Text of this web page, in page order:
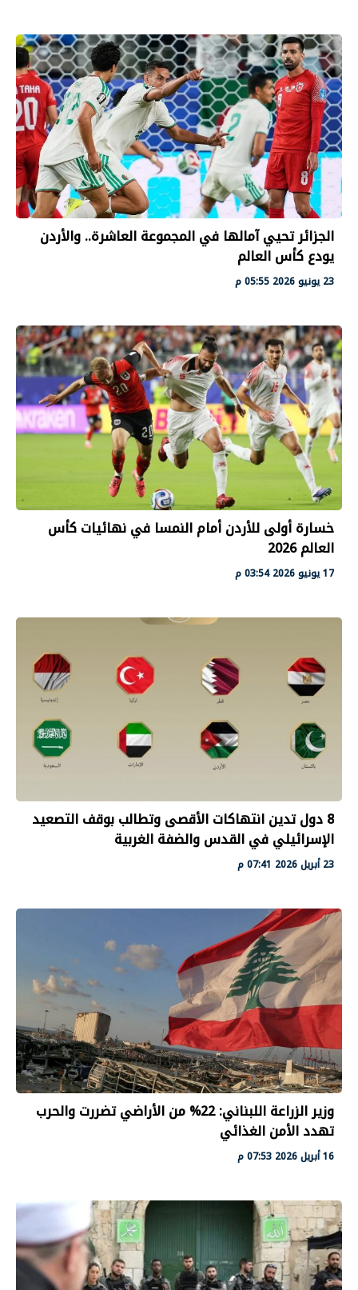
الجزائر تحيي آمالها في المجموعة العاشرة.. والأردن
يودع كأس العالم
23 يونيو 2026 05:55 م
خسارة أولى للأردن أمام النمسا في نهائيات كأس
العالم 2026
17 يونيو 2026 03:54 م
8 دول تدين انتهاكات الأقصى وتطالب بوقف التصعيد
الإسرائيلي في القدس والضفة الغربية
23 أبريل 2026 07:41 م
وزير الزراعة اللبناني: 22% من الأراضي تضررت والحرب
تهدد الأمن الغذائي
16 أبريل 2026 07:53 م